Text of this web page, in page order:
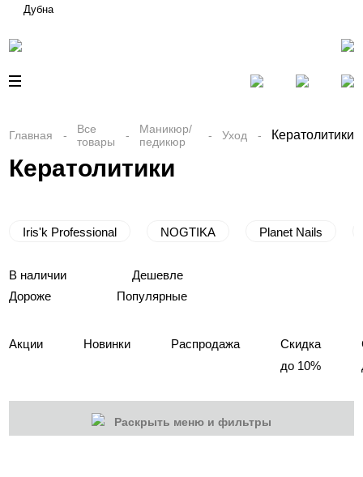
Дубна
Главная
Все
товары
Маникюр/
педикюр
Уход Кератолитики
Кератолитики
Iris'k Professional NOGTIKA Planet Nails
В наличии
Дешевле
Дороже
Популярные
Акции Новинки Распродажа
Скидка
до 10%
Раскрыть меню и фильтры